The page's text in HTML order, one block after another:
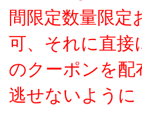
間限定数量限定
可、それに直接
のクーポンを配
逃せないように